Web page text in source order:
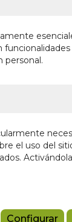
personal.
el uso del
Configurar